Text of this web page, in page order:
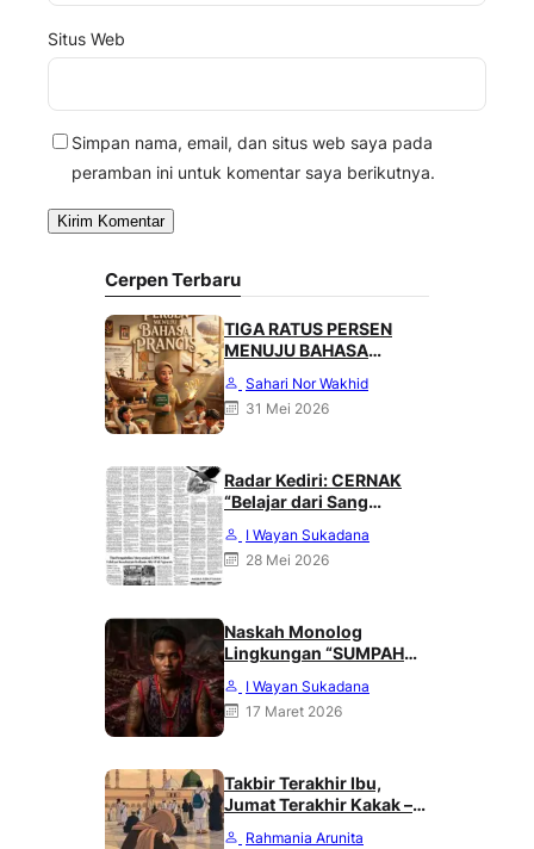
Situs Web
Simpan nama, email, dan situs web saya pada
peramban ini untuk komentar saya berikutnya.
Cerpen Terbaru
TIGA RATUS PERSEN
MENUJU BAHASA
Sahari Nor Wakhid
31 Mei 2026
Radar Kediri: CERNAK
“Belajar dari Sang
Haliling
I Wayan Sukadana
28 Mei 2026
Naskah Monolog
Lingkungan “SUMPAH
Karya Heri Haliling
I Wayan Sukadana
17 Maret 2026
Takbir Terakhir Ibu,
Jumat Terakhir Kakak –
Rahmania Arunita